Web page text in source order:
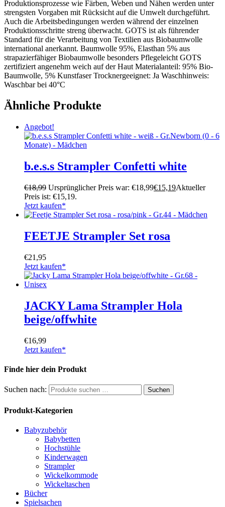
Produktionsprozesse wie Färben, Weben und Nähen werden unter
strengsten Vorgaben mit Rücksicht auf die Umwelt durchgeführt.
Auch die Arbeitsbedingungen werden während der einzelnen
Produktionsschritte streng überwacht. GOTS ist als führender
Standard für die Verarbeitung von Textilien aus Biobaumwolle
international anerkannt. Baumwolle 95%, Elasthan 5% aus
strapazierfähiger Biobaumwolle besonders Pflegeleicht GOTS
zertifiziert angenehm weich auf der Haut Materialanteil: 95% Bio-
Baumwolle, 5% Kunstfaser Trocknergeeignet: Ja Waschhinweis:
Waschbar bei 40°C
Ähnliche Produkte
Angebot!
b.e.s.s Strampler Confetti white
€18,99 Ursprünglicher Preis war: €18,99€15,19Aktueller
Preis ist: €15,19.
Jetzt kaufen*
FEETJE Strampler Set rosa
€21,95
Jetzt kaufen*
JACKY Lama Strampler Hola
beige/offwhite
€16,99
Jetzt kaufen*
Finde hier dein Produkt
Suchen nach: Suchen
Produkt-Kategorien
Babyzubehör
Babybetten
Hochstühle
Kinderwagen
Strampler
Wickelkommode
Wickeltaschen
Bücher
Spielsachen